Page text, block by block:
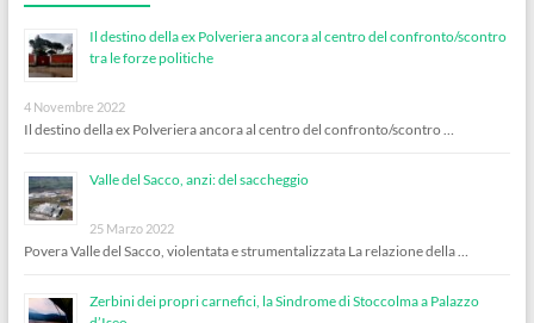
Il destino della ex Polveriera ancora al centro del confronto/scontro
tra le forze politiche
4 Novembre 2022
Il destino della ex Polveriera ancora al centro del confronto/scontro …
Valle del Sacco, anzi: del saccheggio
25 Marzo 2022
Povera Valle del Sacco, violentata e strumentalizzata La relazione della …
Zerbini dei propri carnefici, la Sindrome di Stoccolma a Palazzo